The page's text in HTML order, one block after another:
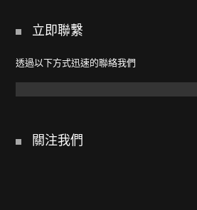
立即聯繫
透過以下方式迅速的聯絡我們
關注我們